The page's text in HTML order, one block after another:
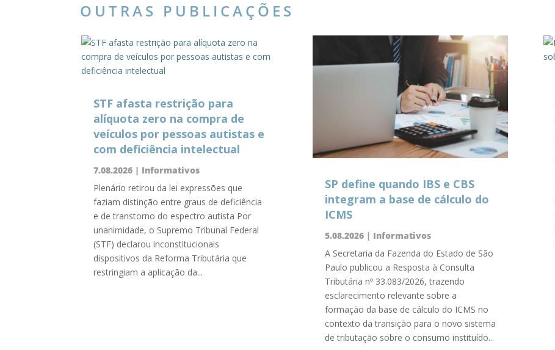
OUTRAS PUBLICAÇÕES
STF afasta restrição para
alíquota zero na compra de
veículos por pessoas autistas e
com deficiência intelectual
7.08.2026 | Informativos
Plenário retirou da lei expressões que
faziam distinção entre graus de deficiência
e de transtorno do espectro autista Por
unanimidade, o Supremo Tribunal Federal
(STF) declarou inconstitucionais
dispositivos da Reforma Tributária que
restringiam a aplicação da...
SP define quando IBS e CBS
integram a base de cálculo do
ICMS
5.08.2026| Informativos
A Secretaria da Fazenda do Estado de São
Paulo publicou a Resposta à Consulta
Tributária nº 33.083/2026, trazendo
esclarecimento relevante sobre a
formação da base de cálculo do ICMS no
contexto da transição para o novo sistema
de tributação sobre o consumo instituído...